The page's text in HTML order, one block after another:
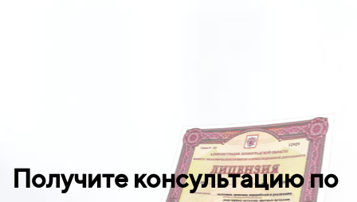
Получите консультацию по